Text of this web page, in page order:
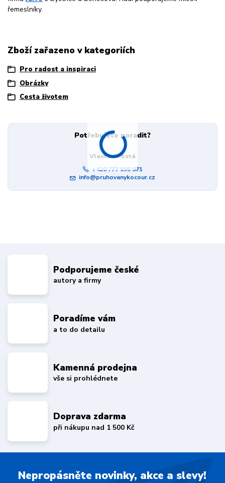
řemeslníky.
Zboží zařazeno v kategoriích
Pro radost a inspiraci
Obrázky
Cesta životem
Potřebujete poradit?
Vlasta Prostá
+420 777 695 871
info@pruhovanykocour.cz
Podporujeme české
autory a firmy
Poradíme vám
a to do detailu
Kamenná prodejna
vše si prohlédnete
Doprava zdarma
při nákupu nad 1 500 Kč
Nepropásněte novinky, akce a slevy!